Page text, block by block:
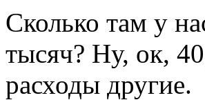
Сколько там у
тысяч? Ну, ок,
расходы другие.